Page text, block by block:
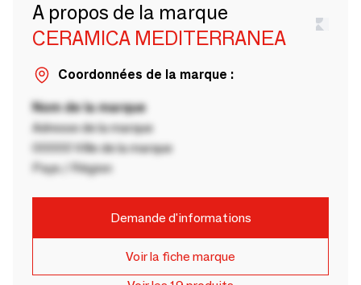
A propos de la marque
CERAMICA MEDITERRANEA
Coordonnées de la marque :
Nom de la marque
Adresse de la marque
00000 Ville de la marque
Pays / Région
Demande d'informations
Voir la fiche marque